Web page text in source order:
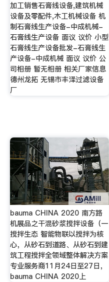
加工销售石膏线设备,建筑机械
设备及零配件,木工机械设备 机
制石膏线生产设备-中成机械-
石膏线生产设备 面议 议价 小型
石膏线生产设备批发-石膏线生
产设备-中成机械 面议 议价 公
司相册 暂无相册 相关厂家信息
德州龙拓 无锡市丰泽过滤设备
厂
bauma CHINA 2020 南方路
机展品之干混砂浆搅拌设备（一
搅拌生态 智能物联以搅拌为核
心，从砂石到道路、从砂石到建
筑工程搅拌全领域整体解决方案
专业服务商11月24日至27日，
bauma CHINA 2020上